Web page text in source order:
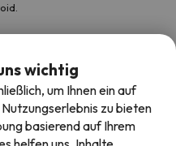
wichtig
um Ihnen ein auf
zu bieten
basierend auf Ihrem